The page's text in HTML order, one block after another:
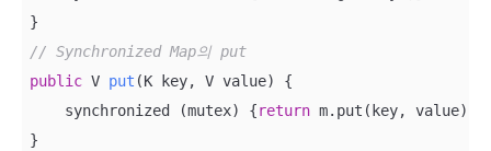
// Synchronized Map의 put
public V put (K key, V value)
{
    synchronized (mutex) {
return m.put(key, value);}
}